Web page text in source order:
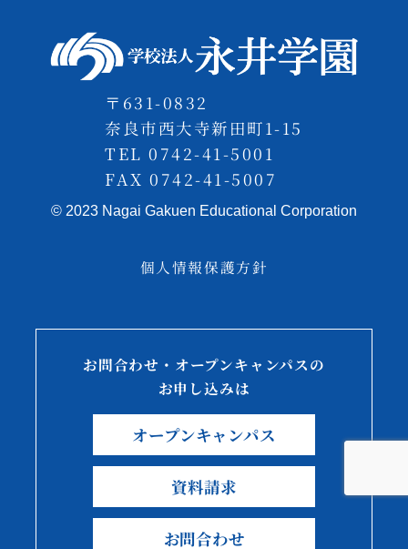
〒631-0832
奈良市西大寺新田町1-15
TEL 0742-41-5001
FAX 0742-41-5007
© 2023 Nagai Gakuen Educational Corporation
個人情報保護方針
お問合わせ・オープンキャンパスの
お申し込みは
オープンキャンパス
資料請求
お問合わせ